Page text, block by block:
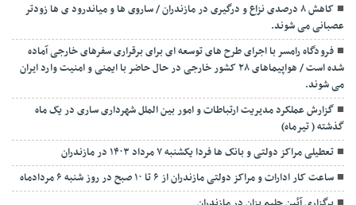
کاهش ۸ درصدی نزاع و درگیری در مازندران / ساروی ها و میاندرود ی ها زودتر
عصبانی می شوند.
فرودگاه رامسر با اجرای طرح های توسعه ای برای برقراری سفرهای خارجی آماده
شده است / هواپیماهای ۲۸ کشور خارجی در حال حاضر با ایمنی و امنیت وارد ایران
می شوند.
گزارش عملکرد مدیریت ارتباطات و امور بین الملل شهرداری ساری در یک ماه
گذشته ( تیرماه)
تعطیلی مراکز دولتی و بانک ها فردا یکشنبه ۷ مرداد ۱۴۰۳ در مازندران
ساعت کار ادارات و مراکز دولتی مازندران از ۶ تا ۱۰ صبح در روز شنبه ۶ مردادماه